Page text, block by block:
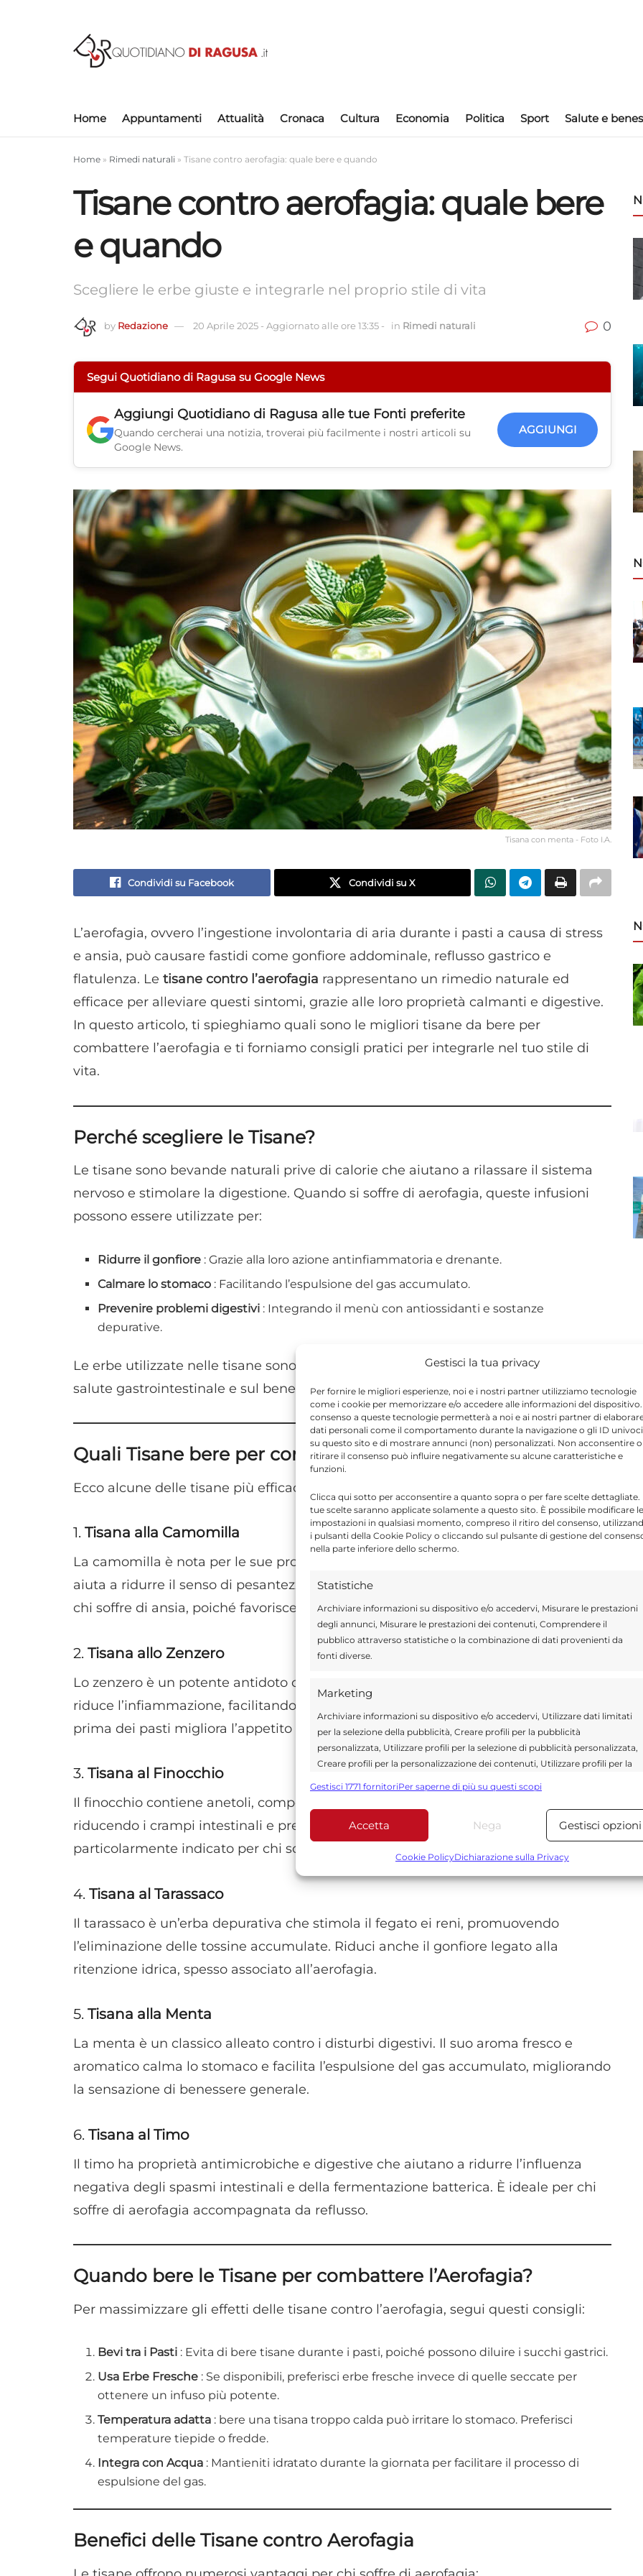
Gestisci la tua privacy
Per fornire le migliori esperienze, noi e i nostri partner utilizziamo tecnologie
come i cookie per memorizzare e/o accedere alle informazioni del
consenso a queste tecnologie permetterà a noi e ai nostri partner di
dati personali come il comportamento durante la navigazione o gli ID univoci
su questo sito e di mostrare annunci (non) personalizzati. Non acconsentire o
ritirare il consenso può influire negativamente su alcune caratteristiche e
funzioni.
Clicca qui sotto per acconsentire a quanto sopra o per fare scelte dettagliate.
tue scelte saranno applicate solamente a questo sito. È possibile modificare le
impostazioni in qualsiasi momento, compreso il ritiro del consenso,
i pulsanti della Cookie Policy o cliccando sul pulsante di gestione del
nella parte inferiore dello schermo.
Statistiche
Archiviare informazioni su dispositivo e/o accedervi, Misurare le prestazioni
degli annunci, Misurare le prestazioni dei contenuti, Comprendere il
pubblico attraverso statistiche o la combinazione di dati provenienti da
fonti diverse.
Marketing
Archiviare informazioni su dispositivo e/o accedervi, Utilizzare dati limitati
per la selezione della pubblicità, Creare profili per la pubblicità
personalizzata, Utilizzare profili per la selezione di pubblicità personalizzata,
Creare profili per la personalizzazione dei contenuti, Utilizzare profili per la
Utilizzare dati limitati per la selezione dei contenuti.
Funzionalità Sempre
Abbinare e combinare dati provenienti da altre fonti di dati,
Utilizzare dati di geolocalizzazione precisi, Riconoscere i
dispositivi in base a informazioni richieste attivamente.
Garantire la sicurezza, prevenire e rilevare frodi,
Gestisci 1771 fornitoriPer saperne di più su questi scopi
Accetta Nega Gestisci opzioni
Cookie PolicyDichiarazione sulla Privacy
Home Appuntamenti Attualità Cronaca Cultura Economia Politica Sport Salute e
Home » Rimedi naturali » Tisane contro aerofagia: quale bere e quando
Tisane contro aerofagia: quale bere
e quando
Scegliere le erbe giuste e integrarle nel proprio stile di vita
by Redazione 20 Aprile 2025 - Aggiornato alle ore 13:35 - in Rimedi naturali 0
Segui Quotidiano di Ragusa su Google News
Aggiungi Quotidiano di Ragusa alle tue Fonti preferite
Quando cercherai una notizia, troverai più facilmente i nostri articoli su
Google News.
AGGIUNGI
Tisana con menta - Foto I.A.
Condividi su Facebook Condividi su X
L’aerofagia, ovvero l’ingestione involontaria di aria durante i pasti a causa di stress
e ansia, può causare fastidi come gonfiore addominale, reflusso gastrico e
flatulenza. Le tisane contro l’aerofagia rappresentano un rimedio naturale ed
efficace per alleviare questi sintomi, grazie alle loro proprietà calmanti e digestive.
In questo articolo, ti spieghiamo quali sono le migliori tisane da bere per
combattere l’aerofagia e ti forniamo consigli pratici per integrarle nel tuo stile di
vita.
Perché scegliere le Tisane?
Le tisane sono bevande naturali prive di calorie che aiutano a rilassare il sistema
nervoso e stimolare la digestione. Quando si soffre di aerofagia, queste infusioni
possono essere utilizzate per:
Ridurre il gonfiore : Grazie alla loro azione antinfiammatoria e drenante.
Calmare lo stomaco : Facilitando l’espulsione del gas accumulato.
Prevenire problemi digestivi : Integrando il menù con antiossidanti e sostanze
depurative.
Le erbe utilizzate nelle tisane sono selezionate per i loro benefici specifici sulla
salute gastrointestinale e sul benessere generale.
Quali Tisane bere per combattere l’Aerofagia?
Ecco alcune delle tisane più efficaci per ridurre i sintomi legati all’aerofagia:
1. Tisana alla Camomilla
La camomilla è nota per le sue proprietà calmanti e digestive. Bevuta dopo i pasti,
aiuta a ridurre il senso di pesantezza e prevenire la formazione di gas. È ideale per
chi soffre di ansia, poiché favorisce anche il rilassamento1.
2. Tisana allo Zenzero
Lo zenzero è un potente antidoto contro l’aerofagia. Stimola il transito intestinale e
riduce l’infiammazione, facilitando l’eliminazione del gas accumulato. Una tazza
prima dei pasti migliora l’appetito e favorisce una digestione più efficiente.
3. Tisana al Finocchio
Il finocchio contiene anetoli, composti che agiscono come antispasmodici naturali,
riducendo i crampi intestinali e prevenendo la formazione di gas. È
particolarmente indicato per chi soffre di aerofagia cronica.
4. Tisana al Tarassaco
Il tarassaco è un’erba depurativa che stimola il fegato ei reni, promuovendo
l’eliminazione delle tossine accumulate. Riduci anche il gonfiore legato alla
ritenzione idrica, spesso associato all’aerofagia.
5. Tisana alla Menta
La menta è un classico alleato contro i disturbi digestivi. Il suo aroma fresco e
aromatico calma lo stomaco e facilita l’espulsione del gas accumulato, migliorando
la sensazione di benessere generale.
6. Tisana al Timo
Il timo ha proprietà antimicrobiche e digestive che aiutano a ridurre l’influenza
negativa degli spasmi intestinali e della fermentazione batterica. È ideale per chi
soffre di aerofagia accompagnata da reflusso.
Quando bere le Tisane per combattere l’Aerofagia?
Per massimizzare gli effetti delle tisane contro l’aerofagia, segui questi consigli:
Bevi tra i Pasti : Evita di bere tisane durante i pasti, poiché possono diluire i succhi gastrici.
Usa Erbe Fresche : Se disponibili, preferisci erbe fresche invece di quelle seccate per
ottenere un infuso più potente.
Temperatura adatta : bere una tisana troppo calda può irritare lo stomaco. Preferisci
temperature tiepide o fredde.
Integra con Acqua : Mantieniti idratato durante la giornata per facilitare il processo di
espulsione del gas.
Benefici delle Tisane contro Aerofagia